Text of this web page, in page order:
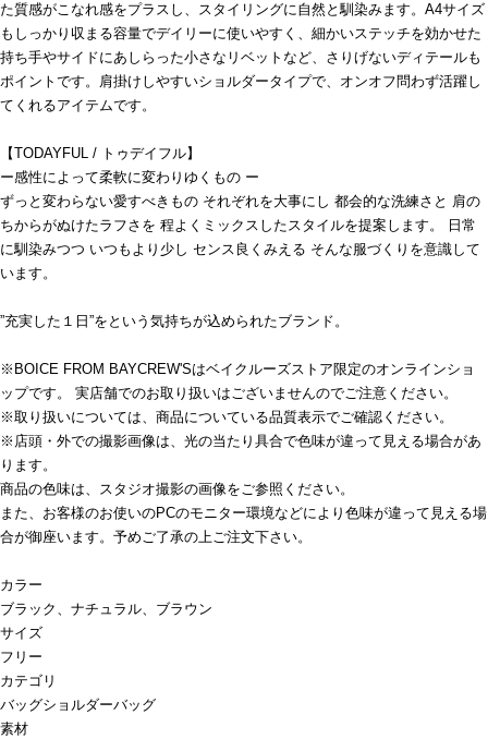
た質感がこなれ感をプラスし、スタイリングに自然と馴染みます。A4サイズ
もしっかり収まる容量でデイリーに使いやすく、細かいステッチを効かせた
持ち手やサイドにあしらった小さなリベットなど、さりげないディテールも
ポイントです。肩掛けしやすいショルダータイプで、オンオフ問わず活躍し
てくれるアイテムです。
【TODAYFUL / トゥデイフル】
ー感性によって柔軟に変わりゆくもの ー
ずっと変わらない愛すべきもの それぞれを大事にし 都会的な洗練さと 肩の
ちからがぬけたラフさを 程よくミックスしたスタイルを提案します。 日常
に馴染みつつ いつもより少し センス良くみえる そんな服づくりを意識して
います。
”充実した１日”をという気持ちが込められたブランド。
※BOICE FROM BAYCREW'Sはベイクルーズストア限定のオンラインショ
ップです。 実店舗でのお取り扱いはございませんのでご注意ください。
※取り扱いについては、商品についている品質表示でご確認ください。
※店頭・外での撮影画像は、光の当たり具合で色味が違って見える場合があ
ります。
商品の色味は、スタジオ撮影の画像をご参照ください。
また、お客様のお使いのPCのモニター環境などにより色味が違って見える場
合が御座います。予めご了承の上ご注文下さい。
カラー
ブラック、ナチュラル、ブラウン
サイズ
フリー
カテゴリ
バッグショルダーバッグ
素材